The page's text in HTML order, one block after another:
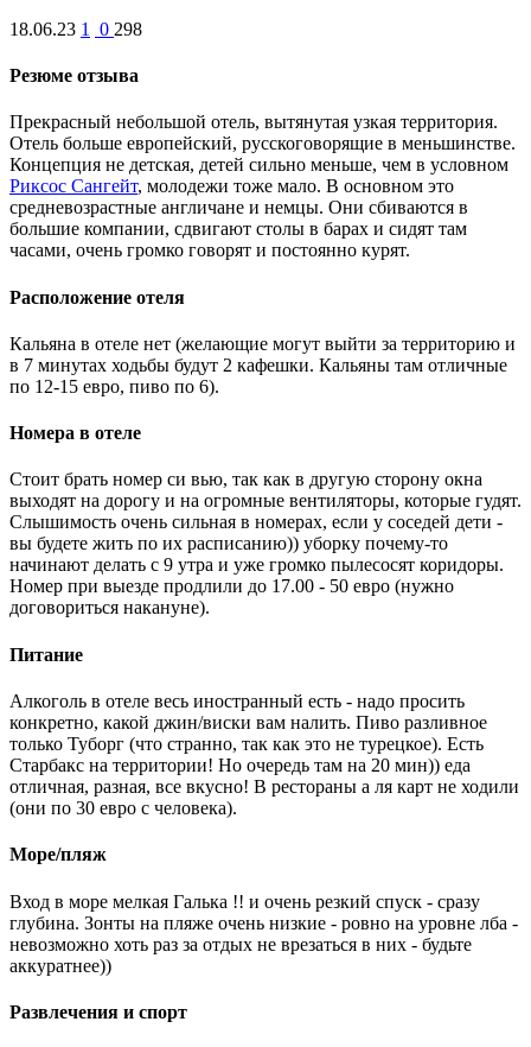
18.06.23 1 0 298
Резюме отзыва
Прекрасный небольшой отель, вытянутая узкая территория.
Отель больше европейский, русскоговорящие в меньшинстве.
Концепция не детская, детей сильно меньше, чем в условном
Риксос Сангейт, молодежи тоже мало. В основном это
средневозрастные англичане и немцы. Они сбиваются в
большие компании, сдвигают столы в барах и сидят там
часами, очень громко говорят и постоянно курят.
Расположение отеля
Кальяна в отеле нет (желающие могут выйти за территорию и
в 7 минутах ходьбы будут 2 кафешки. Кальяны там отличные
по 12-15 евро, пиво по 6).
Номера в отеле
Стоит брать номер си вью, так как в другую сторону окна
выходят на дорогу и на огромные вентиляторы, которые гудят.
Слышимость очень сильная в номерах, если у соседей дети -
вы будете жить по их расписанию)) уборку почему-то
начинают делать с 9 утра и уже громко пылесосят коридоры.
Номер при выезде продлили до 17.00 - 50 евро (нужно
договориться накануне).
Питание
Алкоголь в отеле весь иностранный есть - надо просить
конкретно, какой джин/виски вам налить. Пиво разливное
только Туборг (что странно, так как это не турецкое). Есть
Старбакс на территории! Но очередь там на 20 мин)) еда
отличная, разная, все вкусно! В рестораны а ля карт не ходили
(они по 30 евро с человека).
Море/пляж
Вход в море мелкая Галька !! и очень резкий спуск - сразу
глубина. Зонты на пляже очень низкие - ровно на уровне лба -
невозможно хоть раз за отдых не врезаться в них - будьте
аккуратнее))
Развлечения и спорт